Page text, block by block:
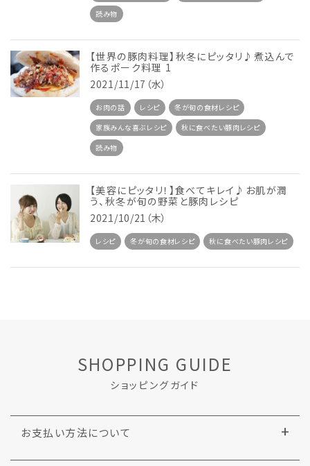
読み物
【世界の豚肉料理】秋冬にピッタリ♪煮込んで
作るポーク料理 1
2021/11/17（水）
お肉の話 レシピ
冬が旬の食材レシピ
家族みんな喜ぶレシピ
秋に食べたい豚肉レシピ
読み物
【美容にピッタリ！】食べてキレイ♪お肌が潤
う、秋冬が旬の野菜と豚肉レシピ
2021/10/21（木）
レシピ 冬が旬の食材レシピ 秋に食べたい豚肉レシピ
SHOPPING GUIDE
ショッピングガイド
お支払い方法について